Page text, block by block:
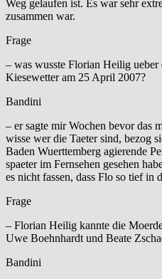
Weg gelaufen ist. Es war sehr
zusammen war.
Frage
– was wusste Florian Heilig
Kiesewetter am 25 April 2007?
Bandini
– er sagte mir Wochen bevor das
wisse wer die Taeter sind, bezog
Baden Wuerttemberg agierende
spaeter im Fernsehen gesehen
es nicht fassen, dass Flo so tief in
Frage
– Florian Heilig kannte die
Uwe Boehnhardt und Beate
Bandini